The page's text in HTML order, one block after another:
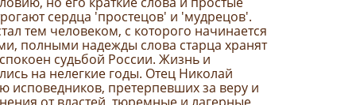
сердца 'простецов' и 'мудрецов'.
тем человеком, с которого начинается
полными надежды слова старца хранят
судьбой России. Жизнь и
на нелегкие годы. Отец Николай
исповедников, претерпевших за веру и